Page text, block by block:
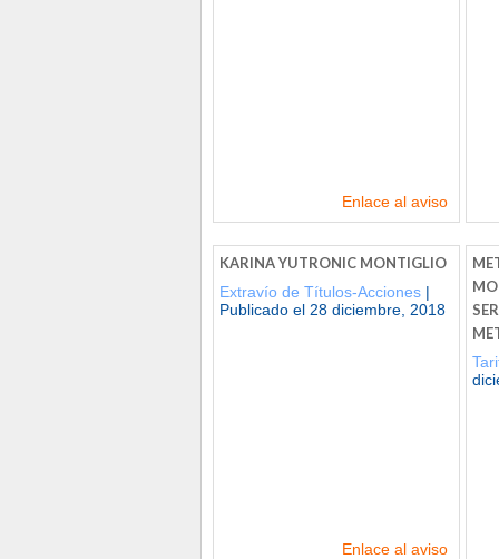
Enlace al aviso
KARINA YUTRONIC MONTIGLIO
Extravío de Títulos-Acciones |
Publicado el 28 diciembre, 2018
Enlace al aviso